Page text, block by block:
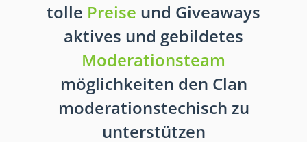
tolle Preise und Giveaways
aktives und gebildetes
Moderationsteam
möglichkeiten den Clan
moderationstechisch zu
unterstützen